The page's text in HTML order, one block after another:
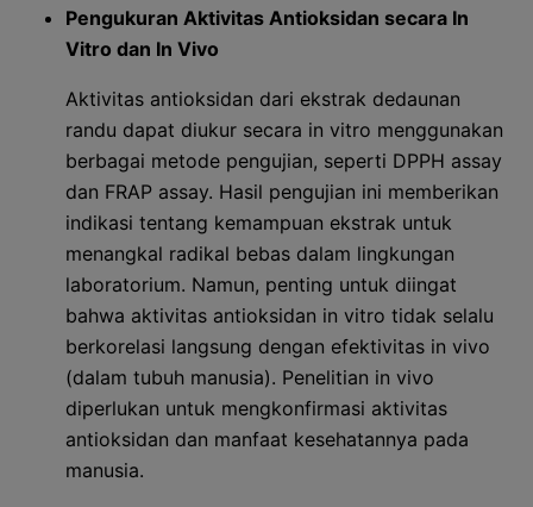
Pengukuran Aktivitas Antioksidan secara In
Vitro dan In Vivo
Aktivitas antioksidan dari ekstrak dedaunan
randu dapat diukur secara in vitro menggunakan
berbagai metode pengujian, seperti DPPH assay
dan FRAP assay. Hasil pengujian ini memberikan
indikasi tentang kemampuan ekstrak untuk
menangkal radikal bebas dalam lingkungan
laboratorium. Namun, penting untuk diingat
bahwa aktivitas antioksidan in vitro tidak selalu
berkorelasi langsung dengan efektivitas in vivo
(dalam tubuh manusia). Penelitian in vivo
diperlukan untuk mengkonfirmasi aktivitas
antioksidan dan manfaat kesehatannya pada
manusia.